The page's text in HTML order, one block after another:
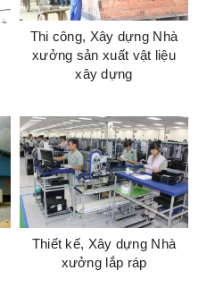
Thi công, Xây dựng Nhà
xưởng sản xuất vật liệu
xây dựng
Thiết kế, Xây dựng Nhà
xưởng lắp ráp